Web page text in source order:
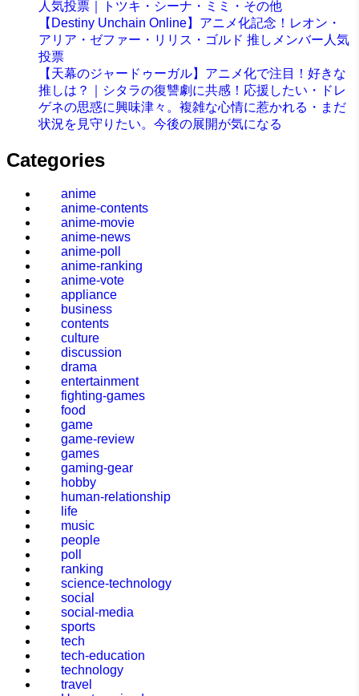
人気投票｜トツキ・シーナ・ミミ・その他
【Destiny Unchain Online】アニメ化記念！レオン・
アリア・ゼファー・リリス・ゴルド 推しメンバー人気
投票
【天幕のジャードゥーガル】アニメ化で注目！好きな
推しは？｜シタラの復讐劇に共感！応援したい・ドレ
ゲネの思惑に興味津々。複雑な心情に惹かれる・まだ
状況を見守りたい。今後の展開が気になる
Categories
anime
anime-contents
anime-movie
anime-news
anime-poll
anime-ranking
anime-vote
appliance
business
contents
culture
discussion
drama
entertainment
fighting-games
food
game
game-review
games
gaming-gear
hobby
human-relationship
life
music
people
poll
ranking
science-technology
social
social-media
sports
tech
tech-education
technology
travel